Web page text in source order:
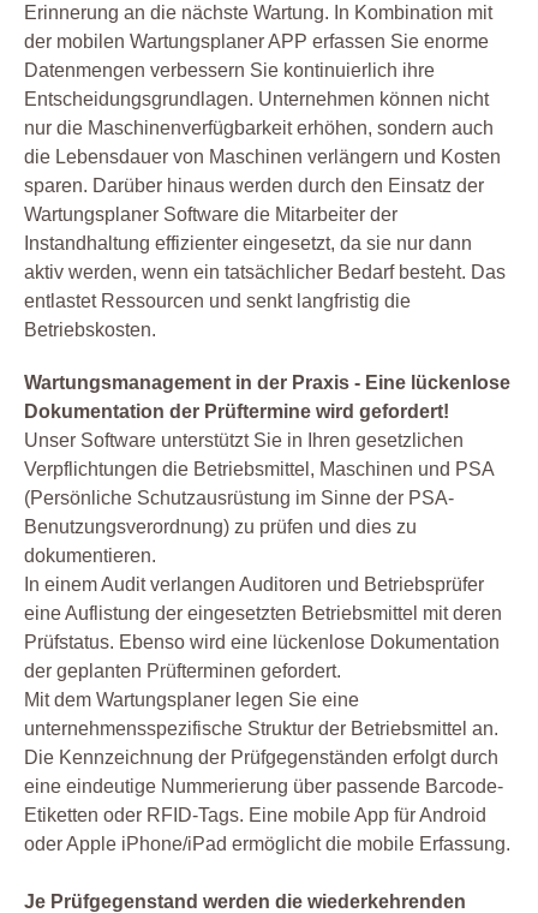
Erinnerung an die nächste Wartung. In Kombination mit
der mobilen Wartungsplaner APP erfassen Sie enorme
Datenmengen verbessern Sie kontinuierlich ihre
Entscheidungsgrundlagen. Unternehmen können nicht
nur die Maschinenverfügbarkeit erhöhen, sondern auch
die Lebensdauer von Maschinen verlängern und Kosten
sparen. Darüber hinaus werden durch den Einsatz der
Wartungsplaner Software die Mitarbeiter der
Instandhaltung effizienter eingesetzt, da sie nur dann
aktiv werden, wenn ein tatsächlicher Bedarf besteht. Das
entlastet Ressourcen und senkt langfristig die
Betriebskosten.
Wartungsmanagement in der Praxis - Eine lückenlose
Dokumentation der Prüftermine wird gefordert!
Unser Software unterstützt Sie in Ihren gesetzlichen
Verpflichtungen die Betriebsmittel, Maschinen und PSA
(Persönliche Schutzausrüstung im Sinne der PSA-
Benutzungsverordnung) zu prüfen und dies zu
dokumentieren.
In einem Audit verlangen Auditoren und Betriebsprüfer
eine Auflistung der eingesetzten Betriebsmittel mit deren
Prüfstatus. Ebenso wird eine lückenlose Dokumentation
der geplanten Prüfterminen gefordert.
Mit dem Wartungsplaner legen Sie eine
unternehmensspezifische Struktur der Betriebsmittel an.
Die Kennzeichnung der Prüfgegenständen erfolgt durch
eine eindeutige Nummerierung über passende Barcode-
Etiketten oder RFID-Tags. Eine mobile App für Android
oder Apple iPhone/iPad ermöglicht die mobile Erfassung.
Je Prüfgegenstand werden die wiederkehrenden